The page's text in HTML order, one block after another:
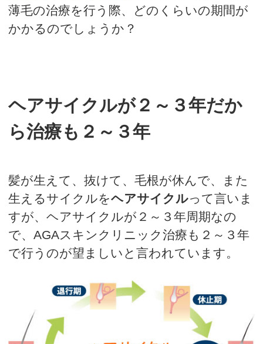
薄毛の治療を行う際、どのくらいの期間が
かかるのでしょうか？
ヘアサイクルが２～３年だか
ら治療も２～３年
髪が生えて、抜けて、毛根が休んで、また
生えるサイクルをヘアサイクルって言いま
すが、ヘアサイクルが２～３年周期なの
で、AGAスキンクリニック治療も２～３年
で行うのが望ましいと言われています。